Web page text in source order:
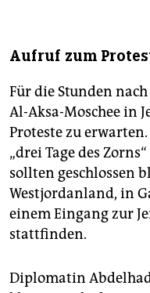
Aufruf zum
Für die Stunden
Al-Aksa-Moschee in
Proteste zu
„drei Tage des
sollten geschlossen
Westjordanland, in
einem Eingang zur
stattfinden.
Diplomatin